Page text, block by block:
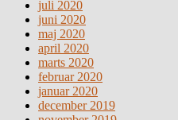
juli 2020
juni 2020
maj 2020
april 2020
marts 2020
februar 2020
januar 2020
december 2019